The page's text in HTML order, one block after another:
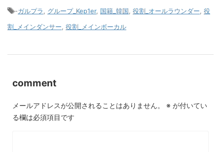
-ガルプラ グループ_Kep1er, 国籍_韓国 役割_オールラウンダー 役
割_メインダンサー 役割_メインボーカル
comment
メールアドレスが公開されることはありません。 ※ が付いてい
る欄は必須項目です